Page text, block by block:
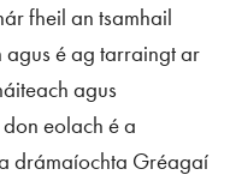
fheil an tsamhail
é ag tarraingt ar
agus
eolach é a
drámaíochta Gréagaí